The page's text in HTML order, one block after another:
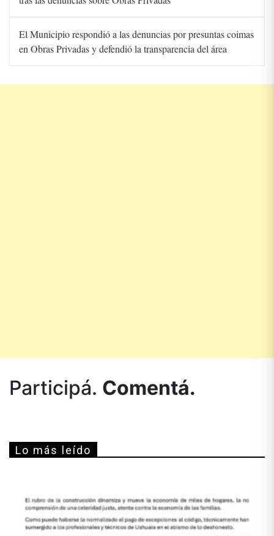
El Municipio respondió a las denuncias por presuntas coimas
en Obras Privadas y defendió la transparencia del área
Participá. Comentá.
Lo más leído